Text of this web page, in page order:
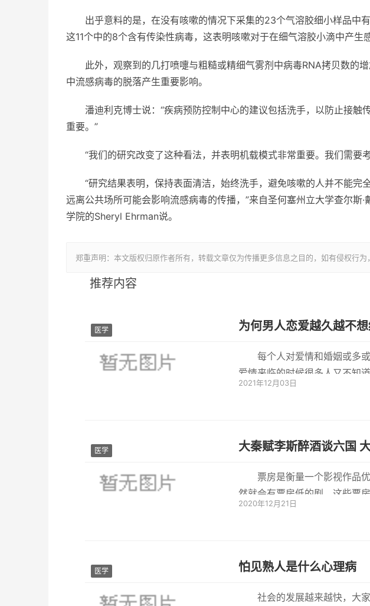
出乎意料的是，在没有咳嗽的情况下采集的23个气溶胶细小样品中
这11个中的8个含有传染性病毒，这表明咳嗽对于在细气溶胶小滴中产生
此外，观察到的几打喷嚏与粗糙或精细气雾剂中病毒RNA拷贝数的
中流感病毒的脱落产生重要影响。
潘迪利克博士说：“疾病预防控制中心的建议包括洗手，以防止接触
重要。”
“我们的研究改变了这种看法，并表明机载模式非常重要。我们需要
“研究结果表明，保持表面清洁，始终洗手，避免咳嗽的人并不能完
远离公共场所可能会影响流感病毒的传播，”来自圣何塞州立大学查尔斯
学院的Sheryl Ehrman说。
郑重声明：本文版权归原作者所有，转载文章仅为传播更多信息之目的，如有侵权行为
推荐内容
医学 为何男人恋爱越久越不
每个人对爱情和婚姻或多
爱情来临的时候很多人又不知
学问，大家...
2021年12月03日
医学 大秦赋李斯醉酒谈六国
票房是衡量一个影视作品
然就会有票房低的剧，这些票
众接受，但...
2020年12月21日
医学 怕见熟人是什么心理病
社会的发展越来越快，大